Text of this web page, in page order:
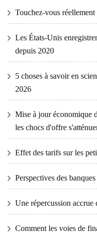
Touchez-vous réellement
Les États-Unis
depuis 2020
5 choses à savoir en
2026
Mise à jour économique
les chocs d'offre
Effet des tarifs sur les
Perspectives des
Une répercussion accrue
Comment les voies de